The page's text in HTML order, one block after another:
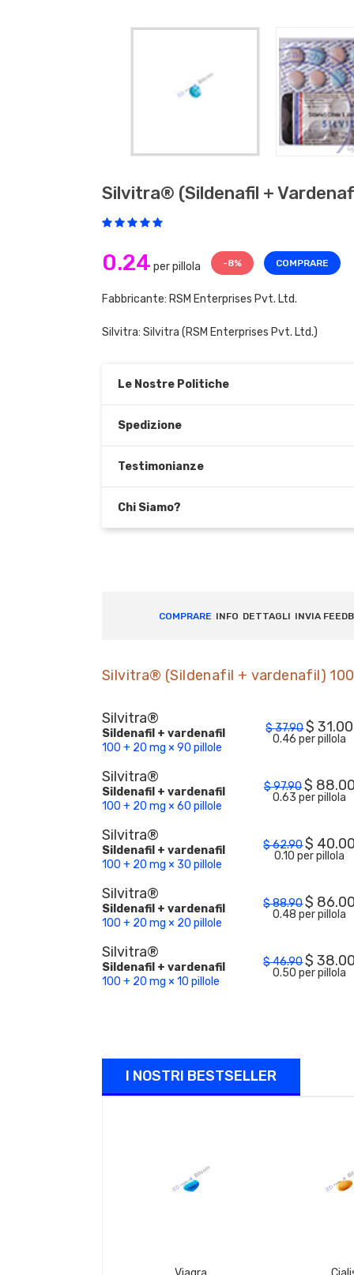
Silvitra® (sildenafil +
0.24 per pillola -8% COMPRARE
Fabbricante: RSM Enterprises Pvt. Ltd.
Silvitra: Silvitra (RSM Enterprises Pvt. Ltd.)
Le Nostre Politiche
Spedizione
Testimonianze
Chi Siamo?
COMPRARE INFO DETTAGLI INVIA
Silvitra® (Sildenafil + vardenafil)
Silvitra®
Sildenafil + vardenafil
100 + 20 mg × 90 pillole
$37.90$ 31.00
0.46 per pillola
Silvitra®
Sildenafil + vardenafil
100 + 20 mg × 60 pillole
$97.90$
0.63 per pillola
Silvitra®
Sildenafil + vardenafil
100 + 20 mg × 30 pillole
$62.90$
0.10 per pillola
Silvitra®
Sildenafil + vardenafil
100 + 20 mg × 20 pillole
$88.90$
0.48 per pillola
Silvitra®
Sildenafil + vardenafil
100 + 20 mg × 10 pillole
$46.90$
0.50 per pillola
I NOSTRI BESTSELLER